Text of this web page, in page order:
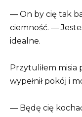
— On by cię tak
ciemność. —
idealne.
Przytuliłem misia
wypełnił pokój i
— Będę cię